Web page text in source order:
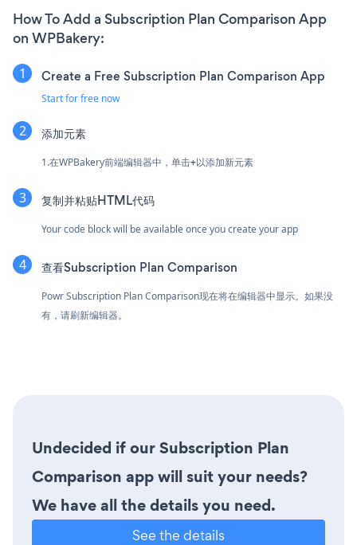
How To Add a Subscription Plan Comparison App
on WPBakery:
Create a Free Subscription Plan Comparison App
Start for free now
添加元素
1.在WPBakery前端编辑器中，单击+以添加新元素
复制并粘贴HTML代码
Your code block will be available once you create your app
查看Subscription Plan Comparison
Powr Subscription Plan Comparison现在将在编辑器中显示。如果没
有，请刷新编辑器。
Undecided if our Subscription Plan
Comparison app will suit your needs?
We have all the details you need.
See the details